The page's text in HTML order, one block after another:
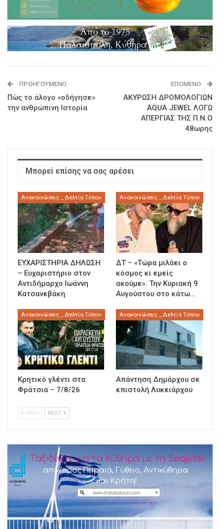
ΠΡΟΗΓΟΎΜΕΝΟ
Πώς τo άλογο «οδήγησε»
την ανθρώπινη Ιστορία
ΕΠΌΜΕΝΟ
ΑΚΥΡΩΣΗ ΔΡΟΜΟΛΟΓΙΩΝ
AQUA JEWEL ΛΟΓΩ
ΑΠΕΡΓΙΑΣ ΤΗΣ Π.Ν.Ο
48ωρης
Μπορεί επίσης να σας αρέσει
Ανακοινώσεις _ Δελτία Τύπου
ΕΥΧΑΡΙΣΤΗΡΙΑ ΔΗΛΩΣΗ
– Ευχαριστήριο στον
Αντιδήμαρχο Ιωάννη
Κατσανεβάκη
Ανακοινώσεις _ Δελτία Τύπου
ΔΤ – «Τώρα μιλάει ο
κόσμος κι εμείς
ακούμε». Την Κυριακή 9
Αυγούστου στο κάτω…
Ανακοινώσεις _ Δελτία Τύπου
Κρητικό γλέντι στα
Φράτσια – 7/8/26
Ανακοινώσεις _ Δελτία Τύπου
Απάντηση Δημάρχου σε
επιστολή Λυκειάρχου
PREV NEXT